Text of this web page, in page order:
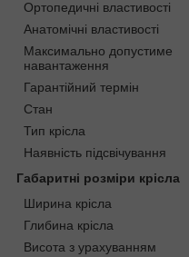
Ортопедичні властивості
Анатомічні властивості
Максимально допустиме
навантаження
Гарантійний термін
Стан
Тип крісла
Наявність підсвічування
Габаритні розміри крісла
Ширина крісла
Глибина крісла
Висота з урахуванням